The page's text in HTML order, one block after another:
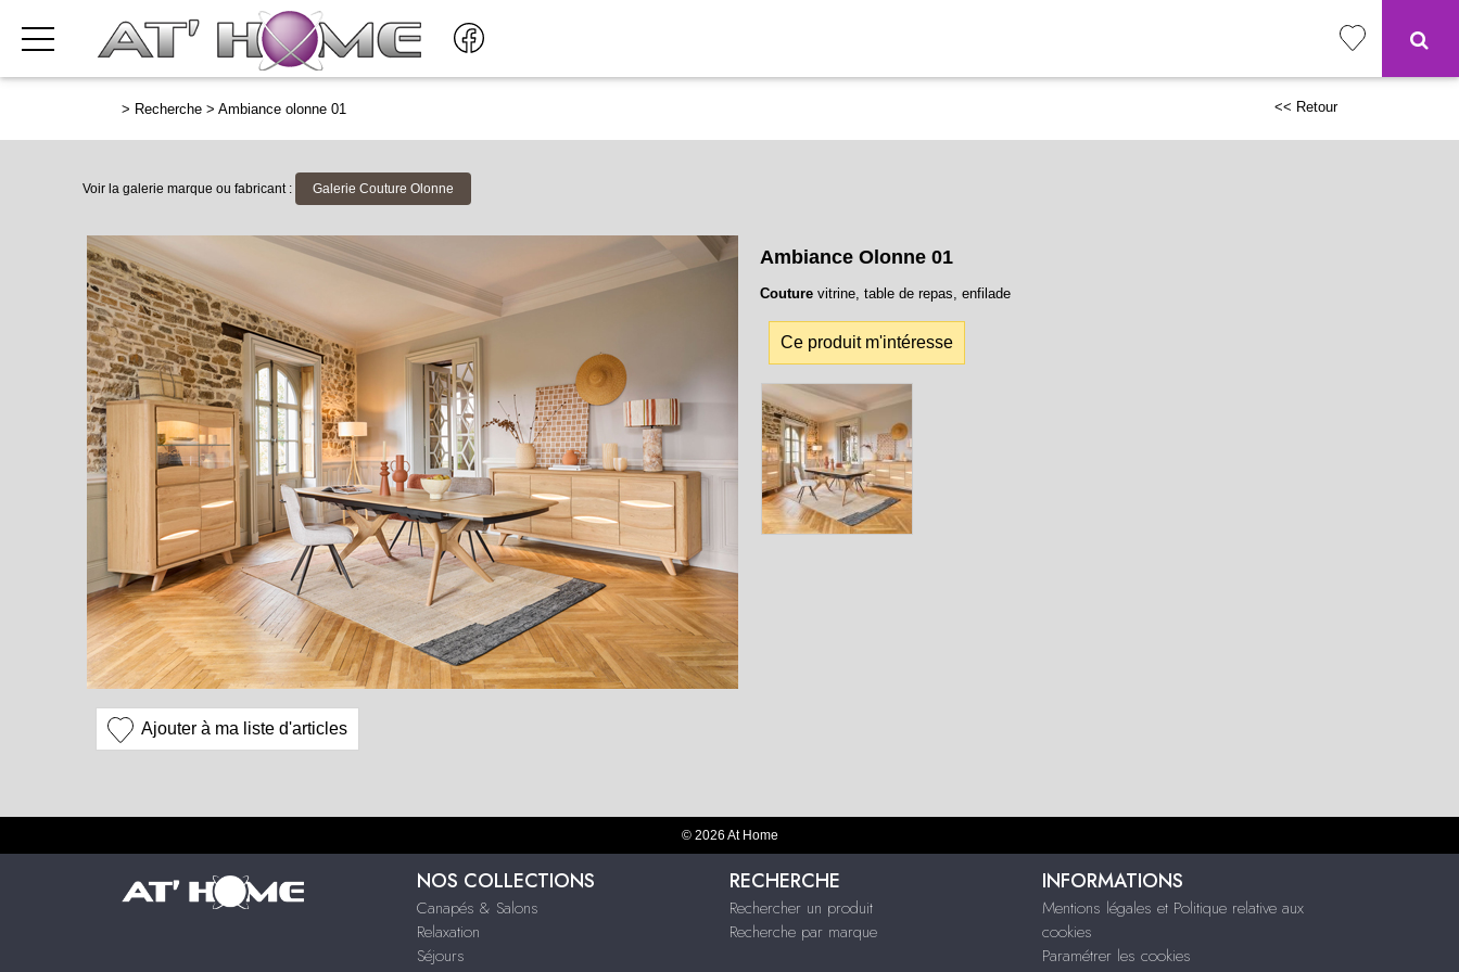
> Recherche > Ambiance olonne 01 << Retour
Voir la galerie marque ou fabricant : Galerie Couture Olonne
Ajouter à ma liste d'articles
Ambiance Olonne 01
Couture vitrine, table de repas, enfilade
Ce produit m'intéresse
© 2026 At Home
NOS COLLECTIONS
Canapés & Salons
Relaxation
Séjours
RECHERCHE
Rechercher un produit
Recherche par marque
INFORMATIONS
Mentions légales et Politique relative aux
cookies
Paramétrer les cookies